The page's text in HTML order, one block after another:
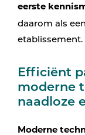
eerste
daarom als een
etablissement.
Efficiënt
moderne
naadloze
Moderne